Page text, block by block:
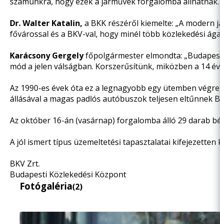
Dr. Walter Katalin, a BKK részéről kiemelte: „A
fővárossal és a BKV-val, hogy minél több közlekedési
Karácsony Gergelyfőpolgármester elmondta:
mód a jelen válságban. Korszerűsítünk, miközben a 14
Az 1990-es évek óta ez a legnagyobb egy ütemben
állásával a magas padlós autóbuszok teljesen
Az október 16-án (vasárnap) forgalomba álló 29 darab
A jól ismert típus üzemeltetési tapasztalatai
BKV Zrt.
Budapesti Közlekedési Központ
Fotógaléria(2)